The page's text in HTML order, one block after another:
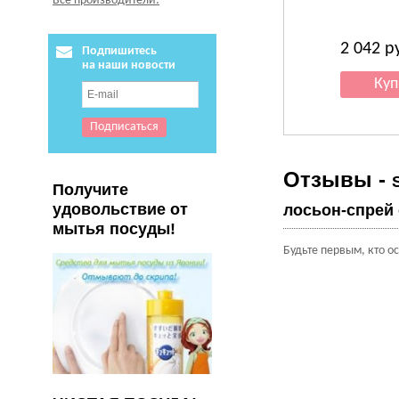
Подпишитесь
на наши новости
Получите
удовольствие от
мытья посуды!
2 042
Отзывы -
лосьон-спрей
Будьте первым, кто